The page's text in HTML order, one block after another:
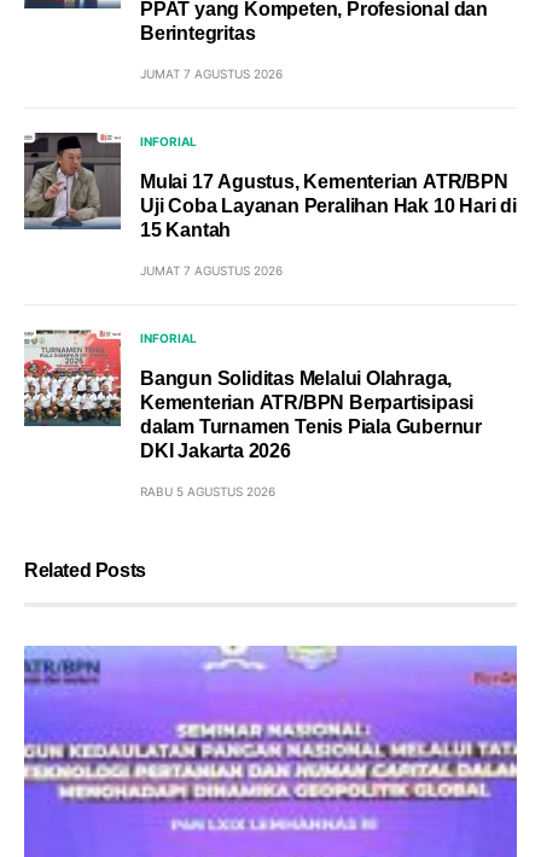
PPAT yang Kompeten, Profesional dan
Berintegritas
JUMAT 7 AGUSTUS 2026
INFORIAL
Mulai 17 Agustus, Kementerian ATR/BPN
Uji Coba Layanan Peralihan Hak 10 Hari di
15 Kantah
JUMAT 7 AGUSTUS 2026
INFORIAL
Bangun Soliditas Melalui Olahraga,
Kementerian ATR/BPN Berpartisipasi
dalam Turnamen Tenis Piala Gubernur
DKI Jakarta 2026
RABU 5 AGUSTUS 2026
Related Posts